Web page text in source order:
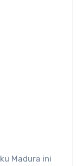
Madura ini